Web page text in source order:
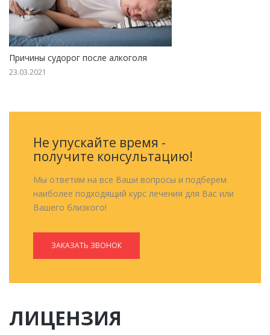
Причины судорог после алкоголя
23.03.2021
Не упускайте время -
получите консультацию!
Мы ответим на все Ваши вопросы и подберем
наиболее подходящий курс лечения для Вас или
Вашего близкого!
ЗАКАЗАТЬ ЗВОНОК
ЛИЦЕНЗИЯ